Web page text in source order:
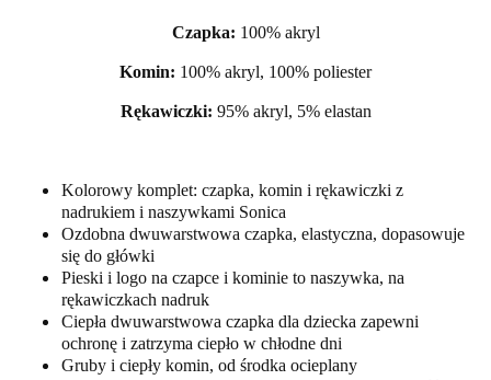
Czapka: 100% akryl
Komin: 100% akryl, 100% poliester
Rękawiczki: 95% akryl, 5% elastan
Kolorowy komplet: czapka, komin i rękawiczki z
nadrukiem i naszywkami Sonica
Ozdobna dwuwarstwowa czapka, elastyczna, dopasowuje
się do główki
Pieski i logo na czapce i kominie to naszywka, na
rękawiczkach nadruk
Ciepła dwuwarstwowa czapka dla dziecka zapewni
ochronę i zatrzyma ciepło w chłodne dni
Gruby i ciepły komin, od środka ocieplany